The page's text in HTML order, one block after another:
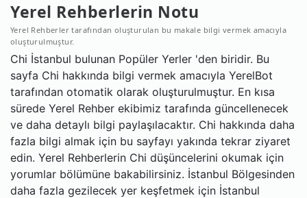
Yerel Rehberlerin Notu
Yerel Rehberler tarafından oluşturulan bu makale bilgi vermek amacıyla
oluşturulmuştur.
Chi İstanbul bulunan Popüler Yerler 'den biridir. Bu
sayfa Chi hakkında bilgi vermek amacıyla YerelBot
tarafından otomatik olarak oluşturulmuştur. En kısa
sürede Yerel Rehber ekibimiz tarafında güncellenecek
ve daha detaylı bilgi paylaşılacaktır. Chi hakkında daha
fazla bilgi almak için bu sayfayı yakında tekrar ziyaret
edin. Yerel Rehberlerin Chi düşüncelerini okumak için
yorumlar bölümüne bakabilirsiniz. İstanbul Bölgesinden
daha fazla gezilecek yer keşfetmek için İstanbul